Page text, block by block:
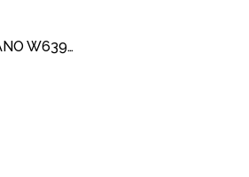
CAM DÜĞMESİ VİTO639 VİANO W639 ÖN SOL